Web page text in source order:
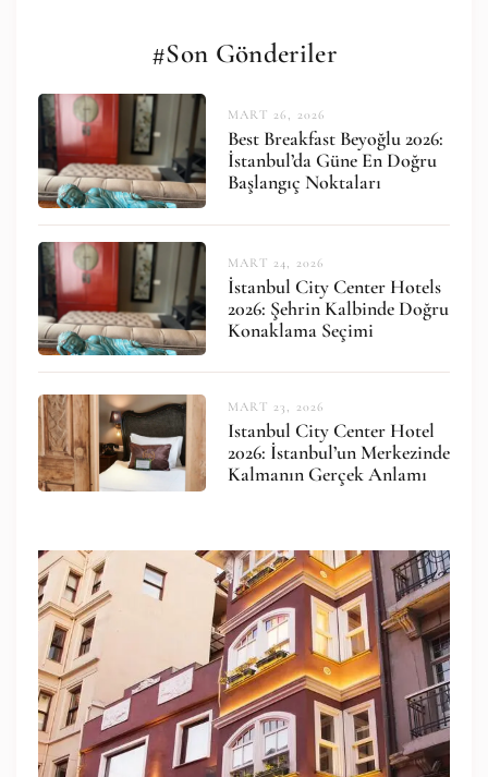
#Son Gönderiler
MART 26, 2026
Best Breakfast Beyoğlu 2026:
İstanbul’da Güne En Doğru
Başlangıç Noktaları
MART 24, 2026
İstanbul City Center Hotels
2026: Şehrin Kalbinde Doğru
Konaklama Seçimi
MART 23, 2026
Istanbul City Center Hotel
2026: İstanbul’un Merkezinde
Kalmanın Gerçek Anlamı